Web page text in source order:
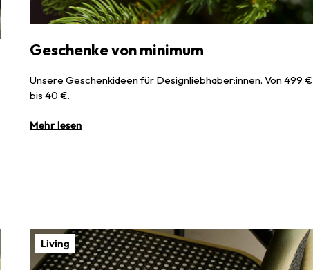
Geschenke von minimum
Unsere Geschenkideen für Designliebhaber:innen. Von 499 €
bis 40 €.
Mehr lesen
Living